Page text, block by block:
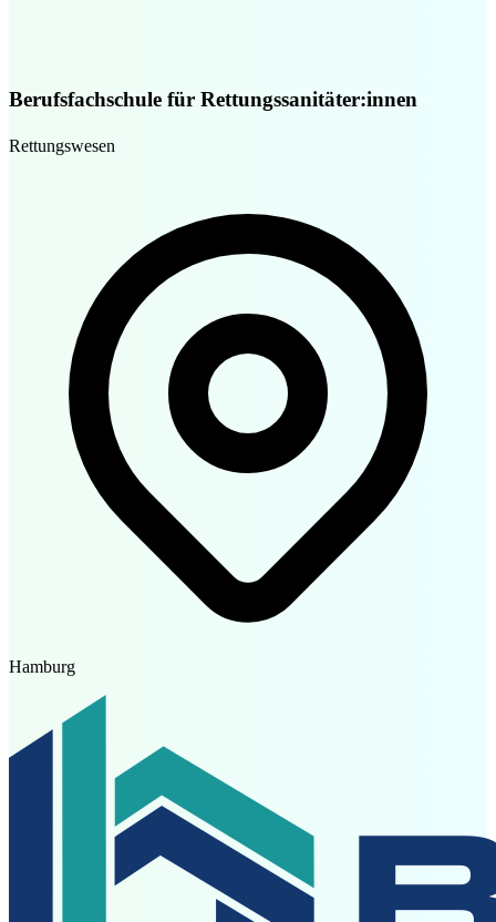
Berufsfachschule für Rettungssanitäter:innen
Rettungswesen
Hamburg